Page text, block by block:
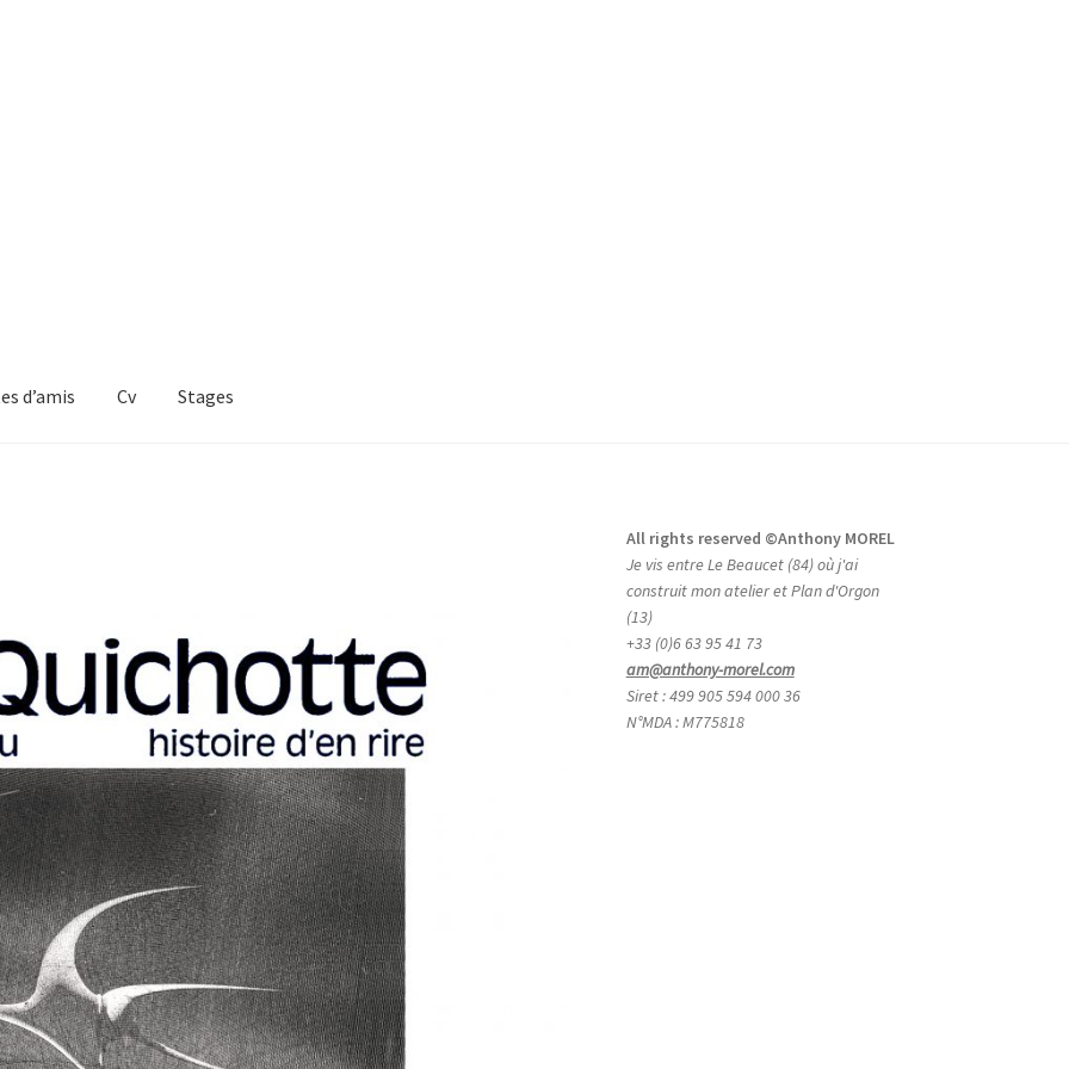
d’amis Cv Stages
All rights reserved ©Anthony MOREL
Je vis entre Le Beaucet (84) où j'ai
construit mon atelier et Plan d'Orgon
(13)
+33 (0)6 63 95 41 73
am@anthony-morel.com
Siret : 499 905 594 000 36
N°MDA : M775818